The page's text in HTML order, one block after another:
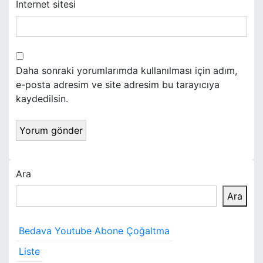
İnternet sitesi
Daha sonraki yorumlarımda kullanılması için adım,
e-posta adresim ve site adresim bu tarayıcıya
kaydedilsin.
Ara
Ara
Bedava Youtube Abone Çoğaltma
Liste